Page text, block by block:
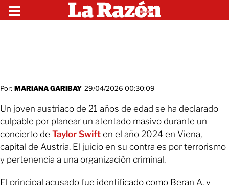
Por: MARIANA GARIBAY 29/04/2026 00:30:09
Un joven austriaco de 21 años de edad se ha declarado
culpable por planear un atentado masivo durante un
concierto de Taylor Swift en el año 2024 en Viena,
capital de Austria. El juicio en su contra es por terrorismo
y pertenencia a una organización criminal.
El principal acusado fue identificado como Beran A. y